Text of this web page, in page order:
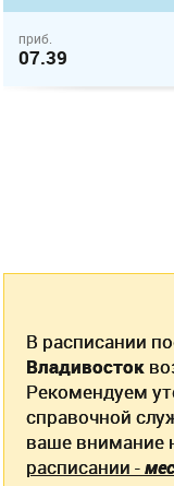
приб.
07.39
В расписании
Владивосток
Рекомендуем
справочной
ваше внимание
расписании -